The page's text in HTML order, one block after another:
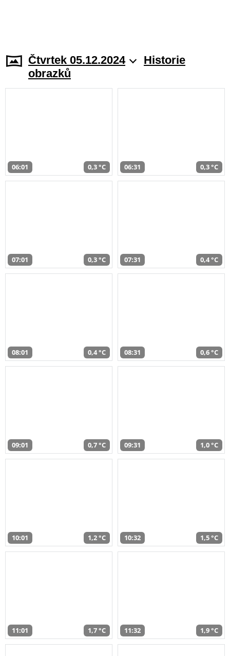
Čtvrtek 05.12.2024
Historie
obrazků
06:01 0,3 °C 06:31 0,3 °C
07:01 0,3 °C 07:31 0,4 °C
08:01 0,4 °C 08:31 0,6 °C
09:01 0,7 °C 09:31 1,0 °C
10:01 1,2 °C 10:32 1,5 °C
11:01 1,7 °C 11:32 1,9 °C